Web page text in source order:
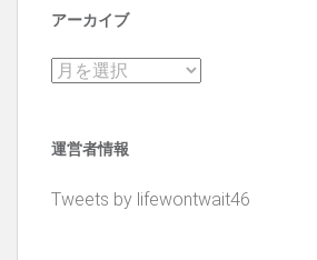
アーカイブ
ア
イ
運営者情報
Tweets by lifewontwait46